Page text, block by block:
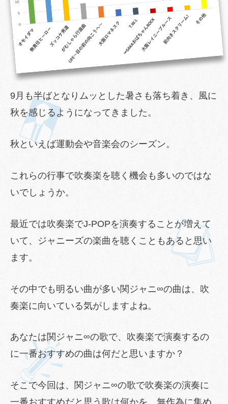
9月も半ばとなりムッとした暑さも落ち着き、風に
秋を感じるようになってきました。
秋といえば運動会や音楽会のシーズン。
これらの行事で吹奏楽を聴く機会も多いのではな
いでしょうか。
最近では吹奏楽でJ-POPを演奏することが増えて
いて、ジャニーズの楽曲を聴くこともあると思い
ます。
その中でも明るい曲が多い関ジャニ∞の曲は、吹
奏楽に向いている気がしますよね。
あなたは関ジャニ∞の歌で、吹奏楽で演奏するの
に一番おすすめの曲は何だと思いますか？
そこで今回は、関ジャニ∞の歌で吹奏楽の演奏に